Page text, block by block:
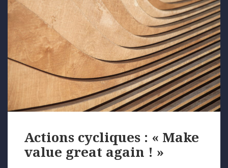
Actions cycliques : « Make
value great again ! »